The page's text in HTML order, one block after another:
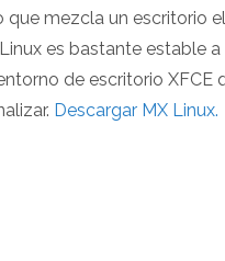
que mezcla un escritorio
es bastante estable
de escritorio XFCE
Descargar MX Linux.